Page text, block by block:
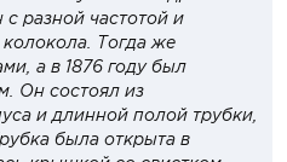
разной частотой и
Тогда же
а в 1876 году был
Он состоял из
и длинной полой трубки,
была открыта в